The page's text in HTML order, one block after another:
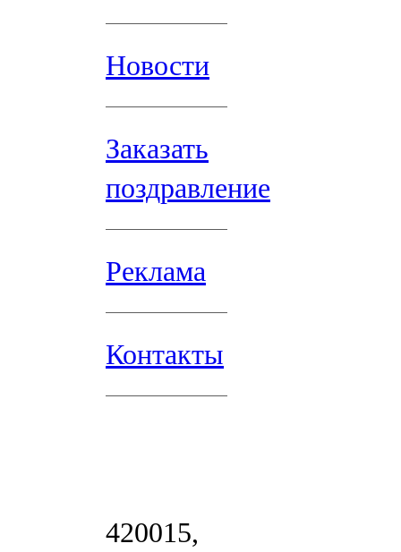
Новости
Заказать
поздравление
Реклама
Контакты
420015,